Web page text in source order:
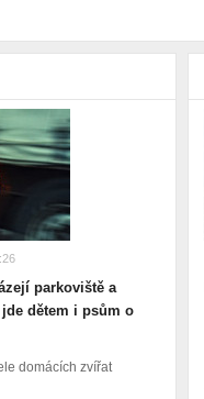
parkoviště a
dětem i psům o
domácích zvířat